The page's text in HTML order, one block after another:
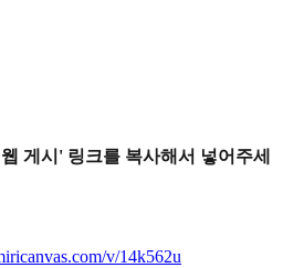
게시' 링크를 복사해서 넣어주세
v/14k562u